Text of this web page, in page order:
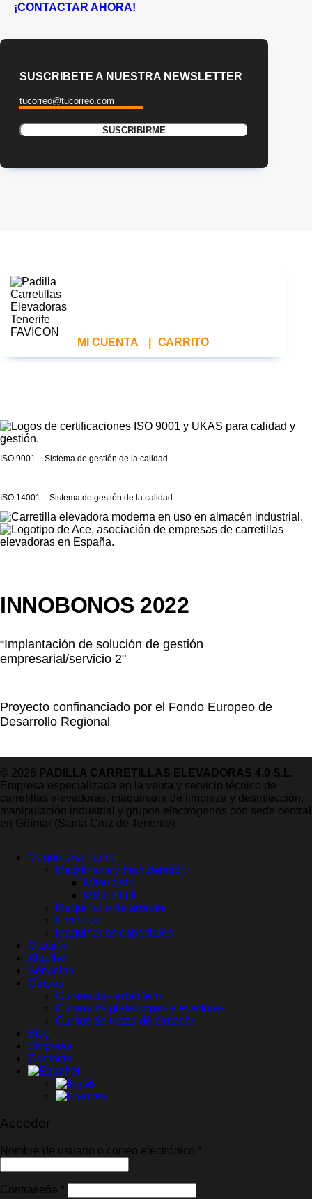
¡CONTACTAR AHORA!
SUSCRIBETE A NUESTRA NEWSLETTER
MI CUENTA CARRITO
ISO 9001 – Sistema de gestión de la calidad
ISO 14001 – Sistema de gestión de la calidad
INNOBONOS 2022
“Implantación de solución de gestión
empresarial/servicio 2"
Proyecto confinanciado por el Fondo Europeo de
Desarrollo Regional
© 2026 PADILLA CARRETILLAS ELEVADORAS 4.0 S.L.
Empresa especializada en la venta y servicio técnico de
carretillas elevadoras, maquinaria de limpieza y desinfección,
manipulación industrial y grupos electrógenos con sede central
en Güímar (Santa Cruz de Tenerife).
Maquinaria nueva
Maquinaria y manutención
Mitsubishi
MB Forklift
Maquinaria de arrastre
Limpieza
Maquinarias especiales
Ocasión
Alquiler
Servicios
Cursos
Cursos de carretillero
Cursos de plataformas elevadoras
Cursos de mozo de almacén
Blog
Empresa
Contacto
Acceder
Nombre de usuario o correo electrónico *
Contraseña *